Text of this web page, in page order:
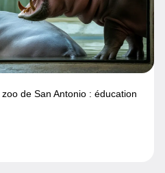
de San Antonio : éducation